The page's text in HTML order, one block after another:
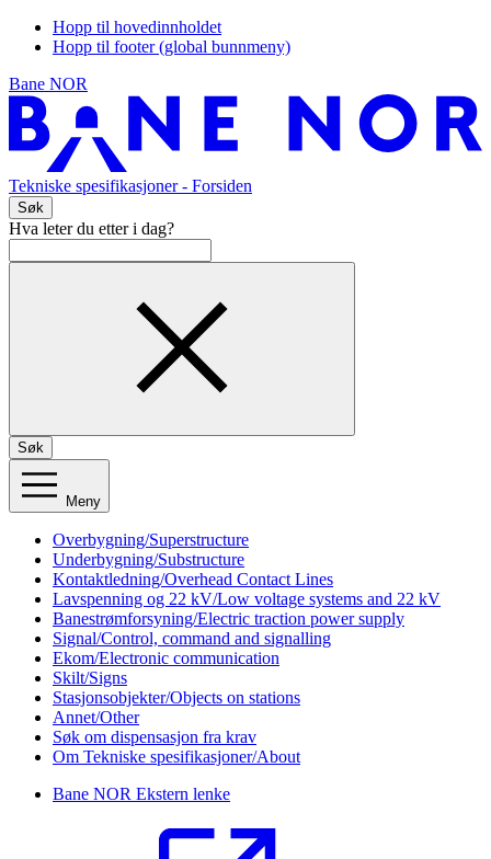
Hopp til hovedinnholdet
Hopp til footer (global bunnmeny)
Bane NOR
Tekniske spesifikasjoner- Forsiden
Søk
Hva leter du etter i dag?
Søk
Meny
Overbygning/Superstructure
Underbygning/Substructure
Kontaktledning/Overhead Contact Lines
Lavspenning og 22 kV/Low voltage systems and 22 kV
Banestrømforsyning/Electric traction power supply
Signal/Control, command and signalling
Ekom/Electronic communication
Skilt/Signs
Stasjonsobjekter/Objects on stations
Annet/Other
Søk om dispensasjon fra krav
Om Tekniske spesifikasjoner/About
Bane NOR Ekstern lenke